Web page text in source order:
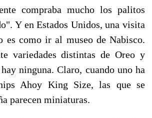
compraba mucho los palitos
Y en Estados Unidos, una visita
es como ir al museo de Nabisco.
variedades distintas de Oreo y
ninguna. Claro, cuando uno ha
Ahoy King Size, las que se
parecen miniaturas.